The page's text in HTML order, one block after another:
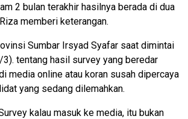
2 bulan terakhir hasilnya berada di dua
memberi keterangan.
Sumbar Irsyad Syafar saat dimintai
tentang hasil survey yang beredar
media online atau koran susah dipercaya
yang sedang dilemahkan.
kalau masuk ke media, itu bukan